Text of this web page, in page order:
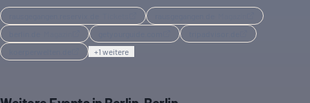
+1 weitere